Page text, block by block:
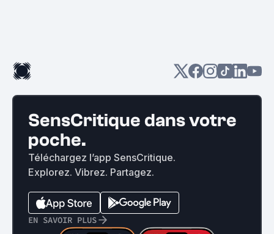
SensCritique dans votre
poche.
Téléchargez l’app SensCritique.
Explorez. Vibrez. Partagez.
EN SAVOIR PLUS